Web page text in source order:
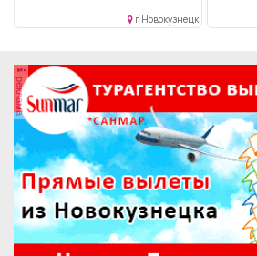
г Новокузнецк
реклама